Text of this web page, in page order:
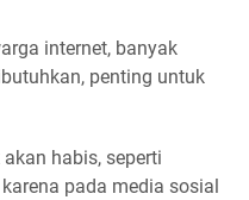
internet, banyak
penting untuk
habis, seperti
karena pada media sosial